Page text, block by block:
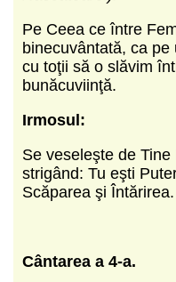
Pe Ceea ce între
binecuvântată, ca
cu toţii să o slăvim
bunăcuviinţă.
Irmosul:
Se veseleşte de
strigând: Tu eşti
Scăparea şi Întărirea.
Cântarea a 4-a.